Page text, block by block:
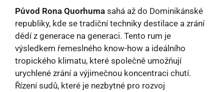
Původ Rona Quorhuma sahá až do Dominikánské
republiky, kde se tradiční techniky destilace a zrání
dědí z generace na generaci. Tento rum je
výsledkem řemeslného know-how a ideálního
tropického klimatu, které společně umožňují
urychlené zrání a výjimečnou koncentraci chutí.
Řízení sudů, které je nezbytné pro rozvoj